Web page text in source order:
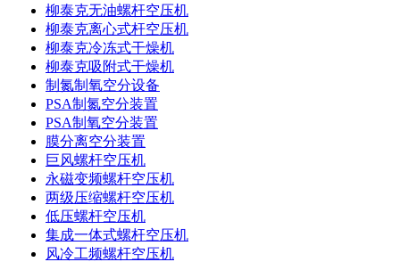
柳泰克无油螺杆空压机
柳泰克离心式杆空压机
柳泰克冷冻式干燥机
柳泰克吸附式干燥机
制氮制氧空分设备
PSA制氮空分装置
PSA制氧空分装置
膜分离空分装置
巨风螺杆空压机
永磁变频螺杆空压机
两级压缩螺杆空压机
低压螺杆空压机
集成一体式螺杆空压机
风冷工频螺杆空压机